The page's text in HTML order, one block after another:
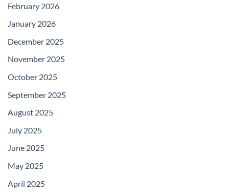
February 2026
January 2026
December 2025
November 2025
October 2025
September 2025
August 2025
July 2025
June 2025
May 2025
April 2025